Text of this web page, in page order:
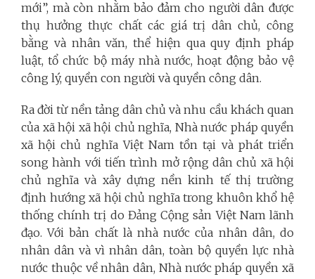
mới”, mà còn nhằm bảo đảm cho người dân được
thụ hưởng thực chất các giá trị dân chủ, công
bằng và nhân văn, thể hiện qua quy định pháp
luật, tổ chức bộ máy nhà nước, hoạt động bảo vệ
công lý, quyền con người và quyền công dân.
Ra đời từ nền tảng dân chủ và nhu cầu khách quan
của xã hội xã hội chủ nghĩa, Nhà nước pháp quyền
xã hội chủ nghĩa Việt Nam tồn tại và phát triển
song hành với tiến trình mở rộng dân chủ xã hội
chủ nghĩa và xây dựng nền kinh tế thị trường
định hướng xã hội chủ nghĩa trong khuôn khổ hệ
thống chính trị do Đảng Cộng sản Việt Nam lãnh
đạo. Với bản chất là nhà nước của nhân dân, do
nhân dân và vì nhân dân, toàn bộ quyền lực nhà
nước thuộc về nhân dân, Nhà nước pháp quyền xã